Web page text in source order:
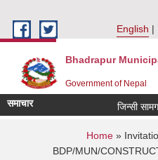
English
Bhadrapur
Government of Nepal
समाचार जिन्सी
You are here
Home»
BDP/MUN/